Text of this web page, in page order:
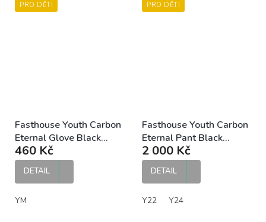
PRO DĚTI
Fasthouse Youth Carbon
Eternal Glove Black
dětské MX rukavice
460 Kč
DETAIL
YM
PRO DĚTI
Fasthouse Youth Carbon
Eternal Pant Black
dětské MX kalhoty
2 000 Kč
DETAIL
Y22 Y24